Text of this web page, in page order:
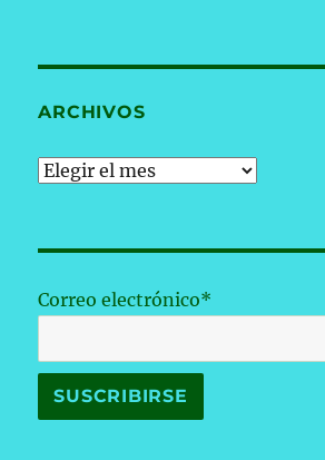
ARCHIVOS
Archivos
Correo electrónico*